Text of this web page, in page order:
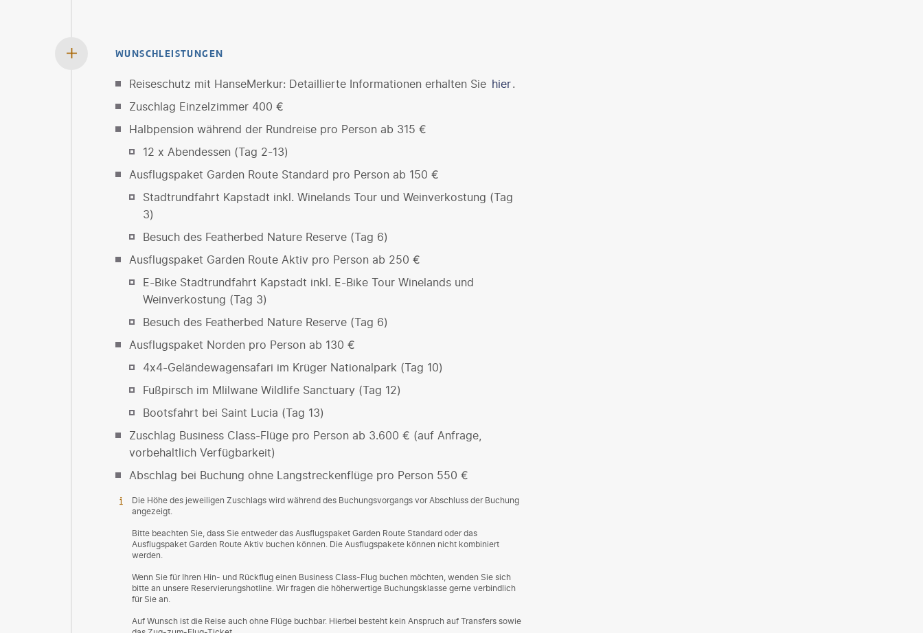
WUNSCHLEISTUNGEN
Reiseschutz mit HanseMerkur: Detaillierte Informationen erhalten Sie hier .
Zuschlag Einzelzimmer 400 €
Halbpension während der Rundreise pro Person ab 315 €
12 x Abendessen (Tag 2-13)
Ausflugspaket Garden Route Standard pro Person ab 150 €
Stadtrundfahrt Kapstadt inkl. Winelands Tour und Weinverkostung (Tag
3)
Besuch des Featherbed Nature Reserve (Tag 6)
Ausflugspaket Garden Route Aktiv pro Person ab 250 €
E-Bike Stadtrundfahrt Kapstadt inkl. E-Bike Tour Winelands und
Weinverkostung (Tag 3)
Besuch des Featherbed Nature Reserve (Tag 6)
Ausflugspaket Norden pro Person ab 130 €
4x4-Geländewagensafari im Krüger Nationalpark (Tag 10)
Fußpirsch im Mlilwane Wildlife Sanctuary (Tag 12)
Bootsfahrt bei Saint Lucia (Tag 13)
Zuschlag Business Class-Flüge pro Person ab 3.600 € (auf Anfrage,
vorbehaltlich Verfügbarkeit)
Abschlag bei Buchung ohne Langstreckenflüge pro Person 550 €
Die Höhe des jeweiligen Zuschlags wird während des Buchungsvorgangs vor Abschluss der Buchung
angezeigt.
Bitte beachten Sie, dass Sie entweder das Ausflugspaket Garden Route Standard oder das
Ausflugspaket Garden Route Aktiv buchen können. Die Ausflugspakete können nicht kombiniert
werden.
Wenn Sie für Ihren Hin- und Rückflug einen Business Class-Flug buchen möchten, wenden Sie sich
bitte an unsere Reservierungshotline. Wir fragen die höherwertige Buchungsklasse gerne verbindlich
für Sie an.
Auf Wunsch ist die Reise auch ohne Flüge buchbar. Hierbei besteht kein Anspruch auf Transfers sowie